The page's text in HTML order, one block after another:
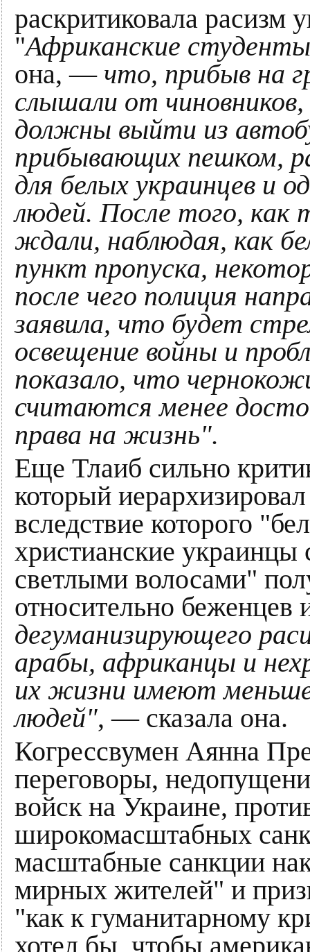
раскритиковала расизм
"Африканские
она, — что, прибыв на
слышали от
должны выйти из
прибывающих пешком,
для белых украинцев и
людей. После того, как
ждали, наблюдая, как
пункт пропуска,
после чего полиция
заявила, что будет
освещение войны и
показало, что
считаются менее
права на жизнь".
Еще Тлаиб сильно
который
вследствие которого
христианские украинцы
светлыми волосами"
относительно
дегуманизирующего
арабы, африканцы и
их жизни имеют
людей", — сказала она.
Когрессвумен Аянна
переговоры,
войск на Украине,
широкомасштабных
масштабные санкции
мирных жителей" и
"как к гуманитарному
хотел бы, чтобы